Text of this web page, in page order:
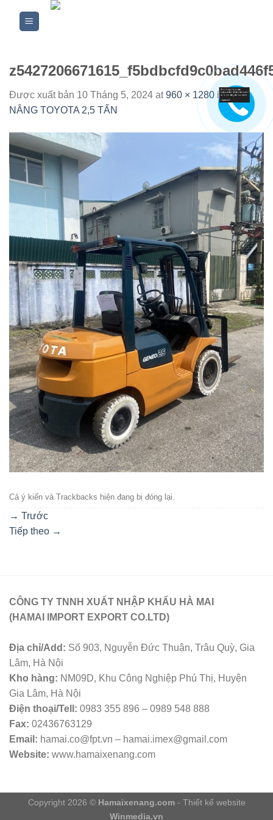
Được xuất bản 10 Tháng 5, 2024 at960 × 1280 inXE
NÂNG TOYOTA 2,5 TẤN
Cả ý kiến ​​và Trackbacks hiện đang bị đóng lại.
→ Trước
Tiếp theo →
CÔNG TY TNNH XUẤT NHẬP KHẨU HÀ MAI
(HAMAI IMPORT EXPORT CO.LTD)
Địa chỉ/Add: Số 903, Nguyễn Đức Thuận, Trâu Quỳ, Gia
Lâm, Hà Nội
Kho hàng: NM09D, Khu Công Nghiệp Phú Thị, Huyện
Gia Lâm, Hà Nội
Điện thoại/Tell: 0983 355 896 – 0989 548 888
Fax: 02436763129
Email: hamai.co@fpt.vn – hamai.imex@gmail.com
Website: www.hamaixenang.com
Copyright 2026 © Hamaixenang.com- Thiết kế website
Winmedia.vn